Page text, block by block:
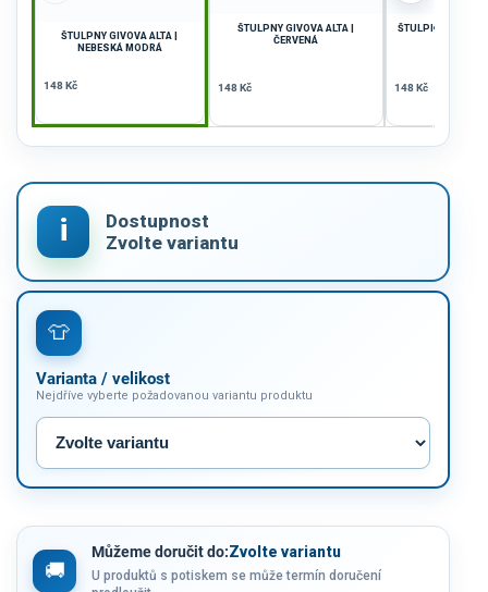
ŠTULPNY GIVOVA ALTA |
NEBESKÁ MODRÁ
148 Kč
ŠTULPNY GIVOVA ALTA |
ČERVENÁ
148 Kč
ŠTULPNY GIVOVA
148 Kč
Varianta / velikost
Nejdříve vyberte požadovanou variantu produktu
Můžeme doručit do:Zvolte variantu
U produktů s potiskem se může termín doručení